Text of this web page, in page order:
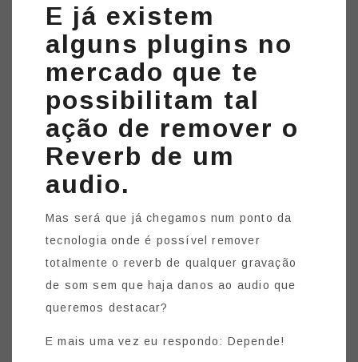
E já existem
alguns plugins no
mercado que te
possibilitam tal
ação de remover o
Reverb de um
audio.
Mas será que já chegamos num ponto da
tecnologia onde é possível remover
totalmente o reverb de qualquer gravação
de som sem que haja danos ao audio que
queremos destacar?
E mais uma vez eu respondo: Depende!